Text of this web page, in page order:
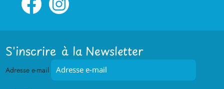
S'inscrire à la Newsletter
Adresse e-mail